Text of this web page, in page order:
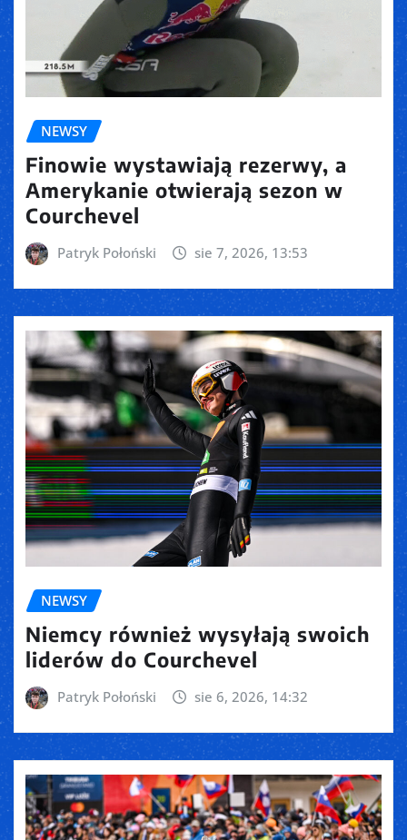
NEWSY
Finowie wystawiają rezerwy, a
Amerykanie otwierają sezon w
Courchevel
Patryk Połoński sie 7, 2026, 13:53
NEWSY
Niemcy również wysyłają swoich
liderów do Courchevel
Patryk Połoński sie 6, 2026, 14:32